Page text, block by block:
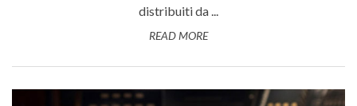
distribuiti da ...
READ MORE